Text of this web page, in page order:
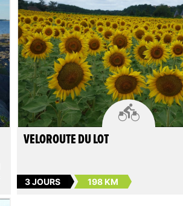

VELOROUTE DU LOT
3 JOURS 198 KM